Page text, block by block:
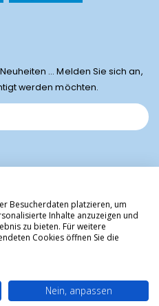
... Melden Sie sich an,
werden möchten.
Geschenke und Devotionalien aus
Besucherdaten platzieren, um
Inhalte anzuzeigen und
zu bieten. Für weitere
Cookies öffnen Sie die
Nein, anpassen